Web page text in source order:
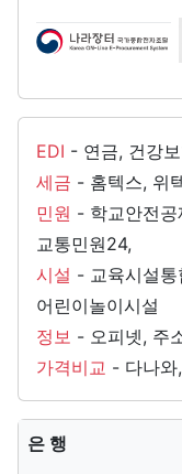
EDI - 연금, 건강
세금 - 홈텍스, 위
민원 - 학교안전공
교통민원24,
시설 - 교육시설통
어린이놀이시설
정보 - 오피넷, 주
가격비교 - 다나와,
은 행